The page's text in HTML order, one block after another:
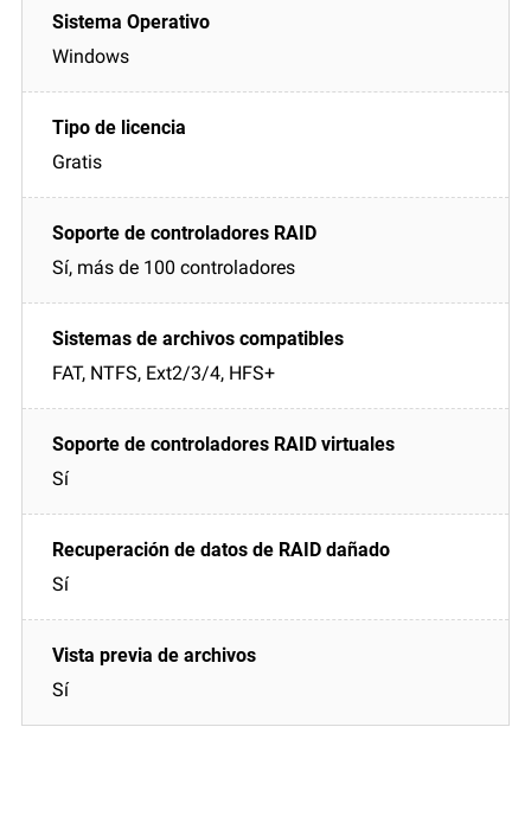
Windows
Gratis
Sí, más de 100 controladores
FAT, NTFS, Ext2/3/4, HFS+
Sí
Sí
Sí